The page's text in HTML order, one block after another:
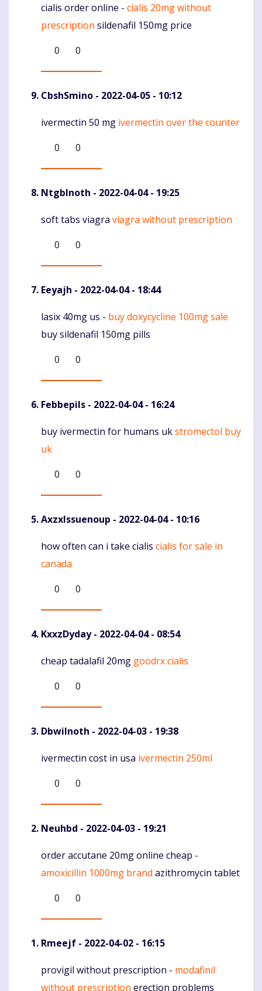
Komentaras
cialis order online - cialis 20mg without
prescription sildenafil 150mg price
0
0
CbshSmino - 2022-04-05 - 10:12
Komentaras
ivermectin 50 mg ivermectin over the counter
0
0
NtgbInoth - 2022-04-04 - 19:25
Komentaras
soft tabs viagra viagra without prescription
0
0
Eeyajh - 2022-04-04 - 18:44
Komentaras
lasix 40mg us - buy doxycycline 100mg sale
buy sildenafil 150mg pills
0
0
Febbepils - 2022-04-04 - 16:24
Komentaras
buy ivermectin for humans ukstromectol buy
uk
0
0
AxzxIssuenoup - 2022-04-04 - 10:16
Komentaras
how often can i take cialis cialis for sale in
canada
0
0
KxxzDyday- 2022-04-04 - 08:54
Komentaras
cheap tadalafil 20mg goodrx cialis
0
0
DbwiInoth - 2022-04-03 - 19:38
Komentaras
ivermectin cost in usa ivermectin 250ml
0
0
Neuhbd - 2022-04-03 - 19:21
Komentaras
order accutane 20mg online cheap -
amoxicillin 1000mg brand azithromycin tablet
0
0
Rmeejf - 2022-04-02 - 16:15
Komentaras
provigil without prescription - modafinil
without prescription erection problems